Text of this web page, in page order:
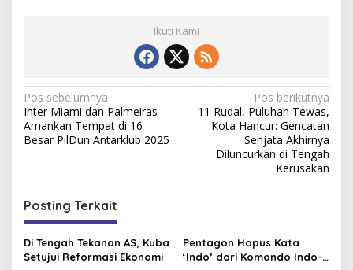
Ikuti Kami
N
a
v
a
s
i
Pos sebelumnya
Inter Miami dan Palmeiras
Amankan Tempat di 16
Besar PilDun Antarklub 2025
Pos berikutnya
11 Rudal, Puluhan Tewas,
Kota Hancur: Gencatan
Senjata Akhirnya
Diluncurkan di Tengah
Kerusakan
Posting Terkait
Di Tengah Tekanan AS, Kuba
Setujui Reformasi Ekonomi
Pentagon Hapus Kata
‘Indo’ dari Komando Indo-